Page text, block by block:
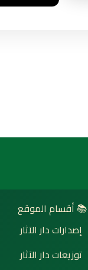
📚 أقسام الموقع
إصدارات دار الآثار
توزيعات دار الآثار